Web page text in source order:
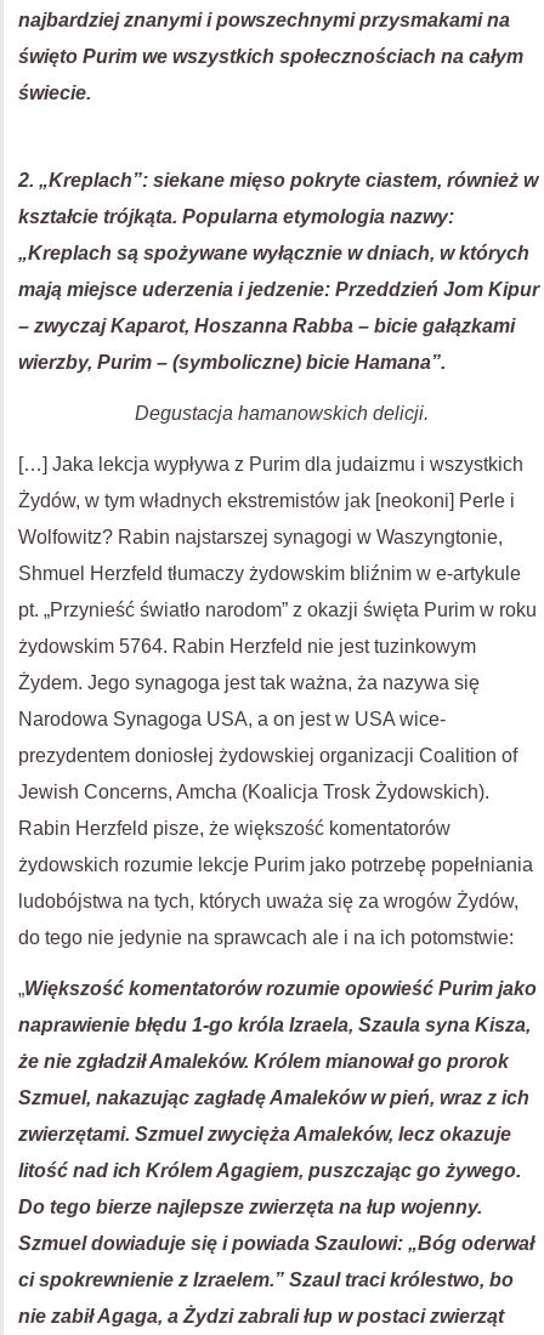
najbardziej znanymi i powszechnymi przysmakami na
święto Purim we wszystkich społecznościach na całym
świecie.
2. „Kreplach”: siekane mięso pokryte ciastem, również w
kształcie trójkąta. Popularna etymologia nazwy:
„Kreplach są spożywane wyłącznie w dniach, w których
mają miejsce uderzenia i jedzenie: Przeddzień Jom Kipur
– zwyczaj Kaparot, Hoszanna Rabba – bicie gałązkami
wierzby, Purim – (symboliczne) bicie Hamana”.
Degustacja hamanowskich delicji.
[…] Jaka lekcja wypływa z Purim dla judaizmu i wszystkich
Żydów, w tym władnych ekstremistów jak [neokoni] Perle i
Wolfowitz? Rabin najstarszej synagogi w Waszyngtonie,
Shmuel Herzfeld tłumaczy żydowskim bliźnim w e-artykule
pt. „Przynieść światło narodom” z okazji święta Purim w roku
żydowskim 5764. Rabin Herzfeld nie jest tuzinkowym
Żydem. Jego synagoga jest tak ważna, ża nazywa się
Narodowa Synagoga USA, a on jest w USA wice-
prezydentem doniosłej żydowskiej organizacji Coalition of
Jewish Concerns, Amcha (Koalicja Trosk Żydowskich).
Rabin Herzfeld pisze, że większość komentatorów
żydowskich rozumie lekcje Purim jako potrzebę popełniania
ludobójstwa na tych, których uważa się za wrogów Żydów,
do tego nie jedynie na sprawcach ale i na ich potomstwie:
„Większość komentatorów rozumie opowieść Purim jako
naprawienie błędu 1-go króla Izraela, Szaula syna Kisza,
że nie zgładził Amaleków. Królem mianował go prorok
Szmuel, nakazując zagładę Amaleków w pień, wraz z ich
zwierzętami. Szmuel zwycięża Amaleków, lecz okazuje
litość nad ich Królem Agagiem, puszczając go żywego.
Do tego bierze najlepsze zwierzęta na łup wojenny.
Szmuel dowiaduje się i powiada Szaulowi: „Bóg oderwał
ci spokrewnienie z Izraelem.” Szaul traci królestwo, bo
nie zabił Agaga, a Żydzi zabrali łup w postaci zwierząt